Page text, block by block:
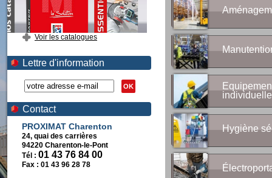
Voir les catalogues
Lettre d'information
OK
Contact
PROXIMAT Charenton
24, quai des carrières
94220 Charenton-le-Pont
Tél : 01 43 76 84 00
Fax : 01 43 96 28 78
individuelle
Hygiène